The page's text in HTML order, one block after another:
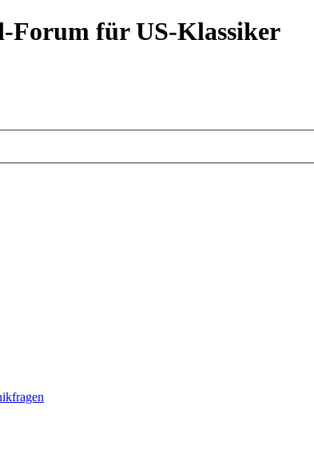
Forum für US-Klassiker